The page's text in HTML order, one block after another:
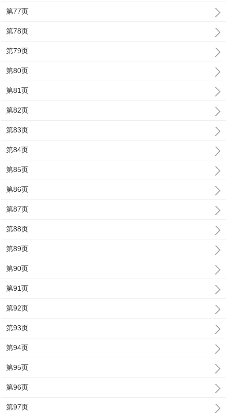
第77页
第78页
第79页
第80页
第81页
第82页
第83页
第84页
第85页
第86页
第87页
第88页
第89页
第90页
第91页
第92页
第93页
第94页
第95页
第96页
第97页